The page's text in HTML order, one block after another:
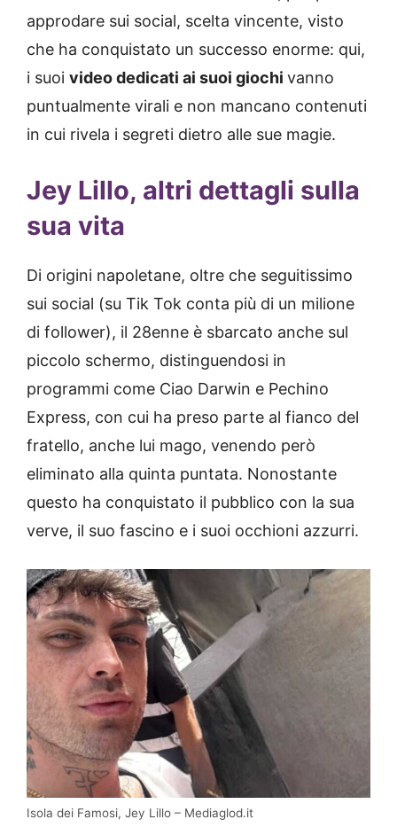
approdare sui social, scelta vincente, visto
che ha conquistato un successo enorme: qui,
i suoi video dedicati ai suoi giochi vanno
puntualmente virali e non mancano contenuti
in cui rivela i segreti dietro alle sue magie.
Jey Lillo, altri dettagli sulla
sua vita
Di origini napoletane, oltre che seguitissimo
sui social (su Tik Tok conta più di un milione
di follower), il 28enne è sbarcato anche sul
piccolo schermo, distinguendosi in
programmi come Ciao Darwin e Pechino
Express, con cui ha preso parte al fianco del
fratello, anche lui mago, venendo però
eliminato alla quinta puntata. Nonostante
questo ha conquistato il pubblico con la sua
verve, il suo fascino e i suoi occhioni azzurri.
Isola dei Famosi, Jey Lillo – Mediaglod.it